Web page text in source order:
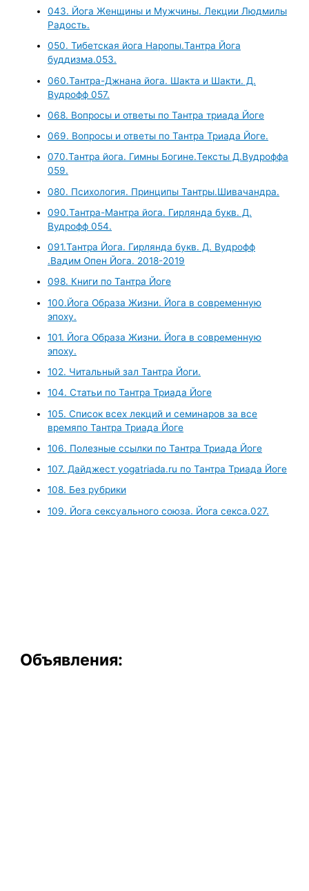
043. Йога Женщины и Мужчины. Лекции Людмилы
Радость.
050. Тибетская йога Наропы.Тантра Йога
буддизма.053.
060.Тантра-Джнана йога. Шакта и Шакти. Д.
Вудрофф 057.
068. Вопросы и ответы по Тантра триада Йоге
069. Вопросы и ответы по Тантра Триада Йоге.
070.Тантра йога. Гимны Богине.Тексты Д.Вудроффа
059.
080. Психология. Принципы Тантры.Шивачандра.
090.Тантра-Мантра йога. Гирлянда букв. Д.
Вудрофф 054.
091.Тантра Йога. Гирлянда букв. Д. Вудрофф
.Вадим Опен Йога. 2018-2019
098. Книги по Тантра Йоге
100.Йога Образа Жизни. Йога в современную
эпоху.
101. Йога Образа Жизни. Йога в современную
эпоху.
102. Читальный зал Тантра Йоги.
104. Статьи по Тантра Триада Йоге
105. Список всех лекций и семинаров за все
времяпо Тантра Триада Йоге
106. Полезные ссылки по Тантра Триада Йоге
107. Дайджест yogatriada.ru по Тантра Триада Йоге
108. Без рубрики
109. Йога сексуального союза. Йога секса.027.
Объявления: